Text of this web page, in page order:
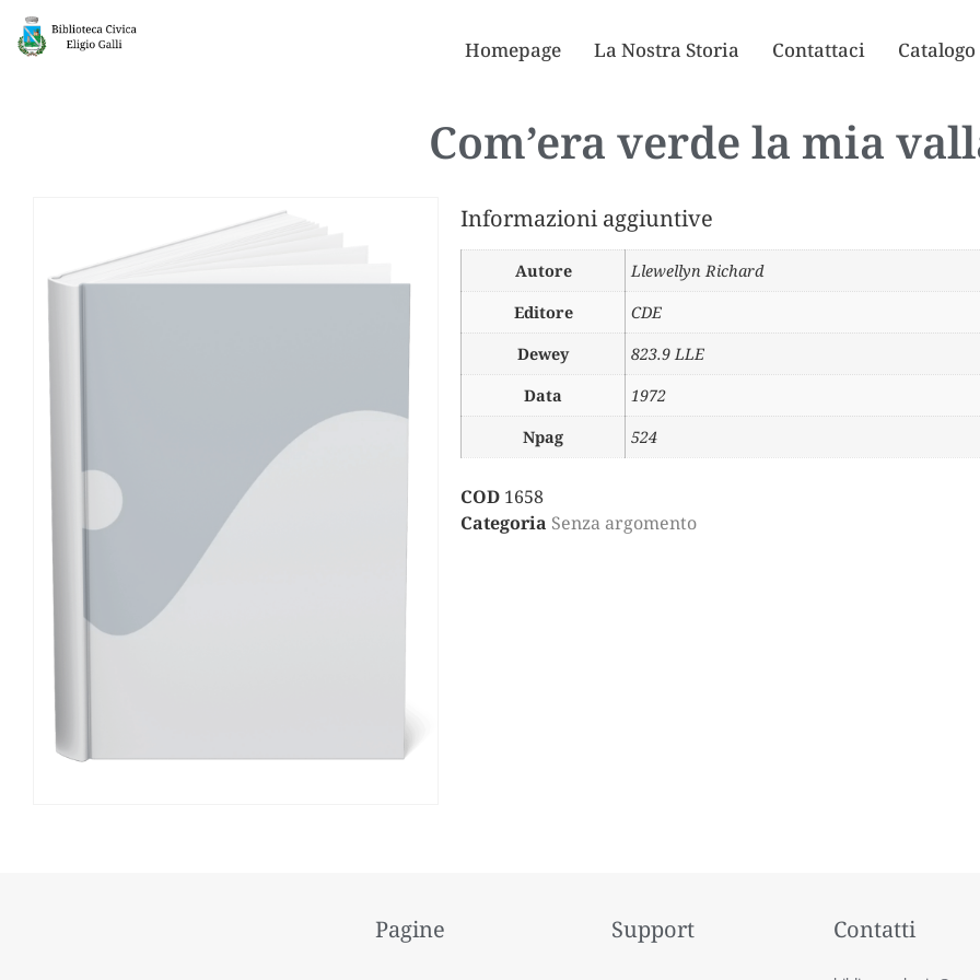
Homepage La Nostra Storia Contattaci Catalogo
Com’era verde la mia
Informazioni aggiuntive
Autore
Llewellyn Richard
Editore
CDE
Dewey
823.9 LLE
Data
1972
Npag
524
COD 1658
Categoria Senza argomento
Pagine Support Contatti